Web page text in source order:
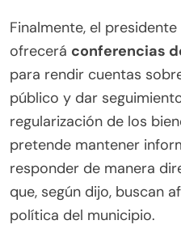
Finalmente, el
ofrecerá conferencias
para rendir cuentas
público y dar
regularización de los
pretende mantener
responder de manera
que, según dijo, buscan
política del municipio.